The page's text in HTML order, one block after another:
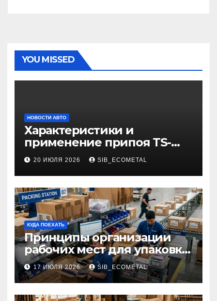
YOU MISSED
НОВОСТИ АВТО
Характеристики и
применение припоя TS-
99.35050
20 ИЮЛЯ 2026 SIB_ECOMETAL
КУДА ПОЕХАТЬ
Принципы организации
рабочих мест для упаковки
и комплектации товаров
17 ИЮЛЯ 2026 SIB_ECOMETAL